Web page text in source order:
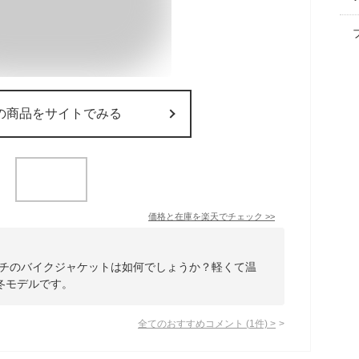
商品をサイトでみる
価格と在庫を楽天でチェック >>
のバイクジャケットは如何でしょうか？軽くて温
デルです。
全てのおすすめコメント (1 件) >